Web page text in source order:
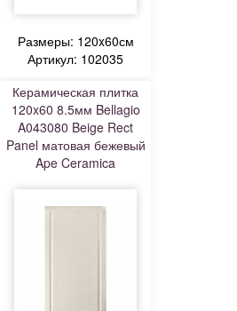
Размеры: 120x60см
Артикул: 102035
Керамическая плитка
120x60 8.5мм Bellagio
A043080 Beige Rect
Panel матовая бежевый
Ape Ceramica